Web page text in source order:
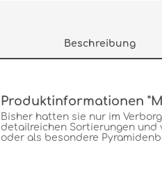
Beschreibung
Produktinformationen
Bisher hatten sie nur im
detailreichen Sortierungen und
oder als besondere